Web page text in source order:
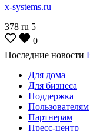
x-systems.ru
378 ru 5
0
Последние новости
Для дома
Для бизнеса
Поддержка
Пользователям
Партнерам
Пресс-центр